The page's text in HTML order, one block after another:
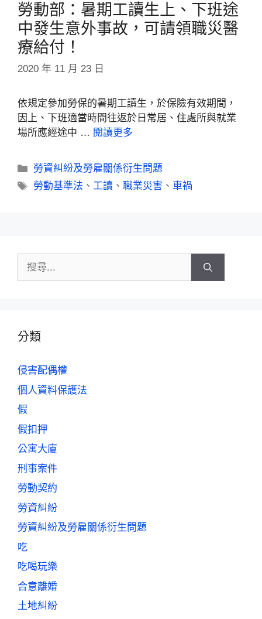
勞動部：暑期工讀生上、下班途
中發生意外事故，可請領職災醫
療給付！
2020 年 11 月 23 日
依規定參加勞保的暑期工讀生，於保險有效期間，
因上、下班適當時間往返於日常居、住處所與就業
場所應經途中 … 閱讀更多
勞資糾紛及勞雇關係衍生問題
勞動基準法 、工讀 、職業災害 、車禍
分類
侵害配偶權
個人資料保護法
假
假扣押
公寓大廈
刑事案件
勞動契約
勞資糾紛
勞資糾紛及勞雇關係衍生問題
吃
吃喝玩樂
合意離婚
土地糾紛